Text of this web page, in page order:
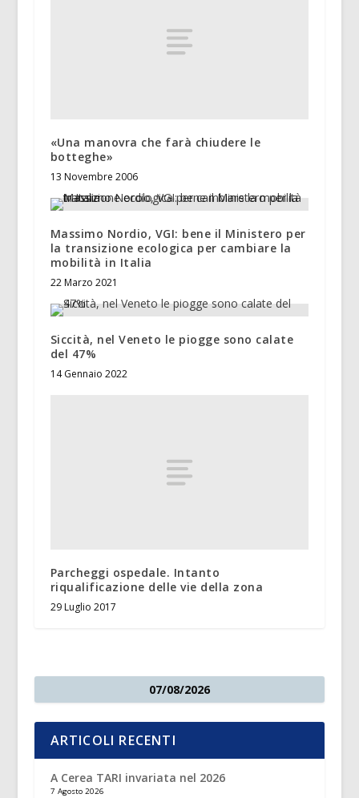
«Una manovra che farà chiudere le
botteghe»
13 Novembre 2006
Massimo Nordio, VGI: bene il Ministero per
la transizione ecologica per cambiare la
mobilità in Italia
22 Marzo 2021
Siccità, nel Veneto le piogge sono calate
del 47%
14 Gennaio 2022
Parcheggi ospedale. Intanto
riqualificazione delle vie della zona
29 Luglio 2017
07/08/2026
ARTICOLI RECENTI
A Cerea TARI invariata nel 2026
7 Agosto 2026